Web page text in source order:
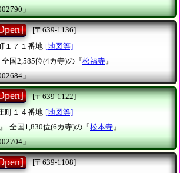
」
[〒639-1136]
１７１番地 [地図等]
全国2,585位(4カ寺)の『松福寺 』
」
[〒639-1122]
町１４番地 [地図等]
全国1,830位(6カ寺)の『松本寺』
」
[〒639-1108]